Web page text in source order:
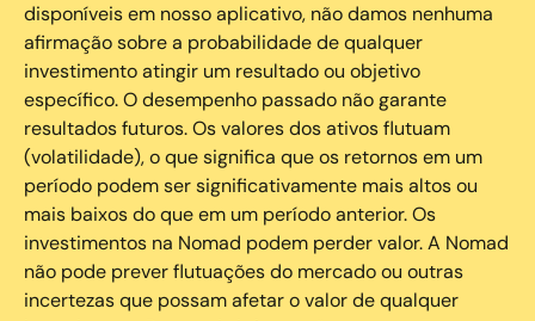
disponíveis em nosso aplicativo, não damos nenhuma
afirmação sobre a probabilidade de qualquer
investimento atingir um resultado ou objetivo
específico. O desempenho passado não garante
resultados futuros. Os valores dos ativos flutuam
(volatilidade), o que significa que os retornos em um
período podem ser significativamente mais altos ou
mais baixos do que em um período anterior. Os
investimentos na Nomad podem perder valor. A Nomad
não pode prever flutuações do mercado ou outras
incertezas que possam afetar o valor de qualquer